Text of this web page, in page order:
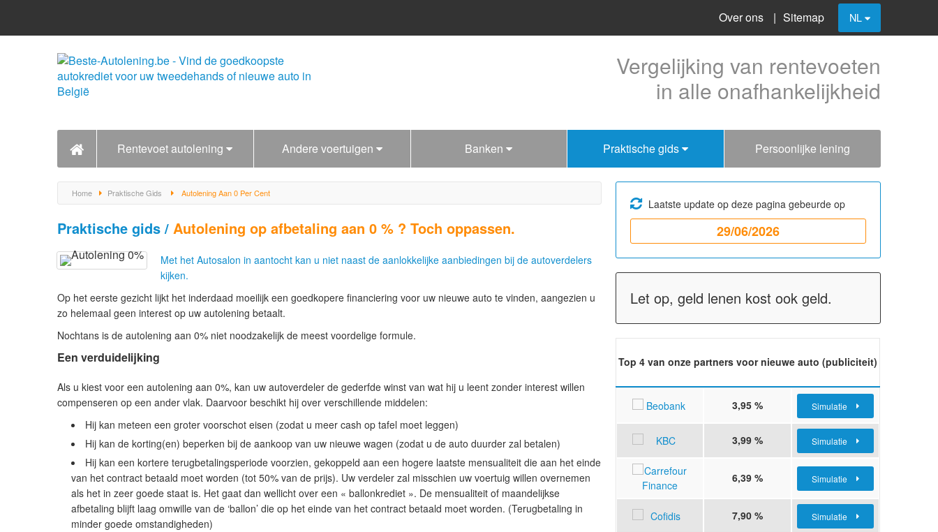
Over ons Sitemap NL
Vergelijking van rentevoeten
in alle onafhankelijkheid
Rentevoet autolening Andere voertuigen Banken Praktische gids Persoonlijke lening
Home Praktische Gids Autolening Aan 0 Per Cent
Praktische gids / Autolening op afbetaling aan 0 % ? Toch oppassen.
Met het Autosalon in aantocht kan u niet naast de aanlokkelijke aanbiedingen bij de autoverdelers
kijken.
Op het eerste gezicht lijkt het inderdaad moeilijk een goedkopere financiering voor uw nieuwe auto te vinden, aangezien u
zo helemaal geen interest op uw autolening betaalt.
Nochtans is de autolening aan 0% niet noodzakelijk de meest voordelige formule.
Een verduidelijking
Als u kiest voor een autolening aan 0%, kan uw autoverdeler de gederfde winst van wat hij u leent zonder interest willen
compenseren op een ander vlak. Daarvoor beschikt hij over verschillende middelen:
Hij kan meteen een groter voorschot eisen (zodat u meer cash op tafel moet leggen)
Hij kan de korting(en) beperken bij de aankoop van uw nieuwe wagen (zodat u de auto duurder zal betalen)
Hij kan een kortere terugbetalingsperiode voorzien, gekoppeld aan een hogere laatste mensualiteit die aan het einde
van het contract betaald moet worden (tot 50% van de prijs). Uw verdeler zal misschien uw voertuig willen overnemen
als het in zeer goede staat is. Het gaat dan wellicht over een « ballonkrediet ». De mensualiteit of maandelijkse
afbetaling blijft laag omwille van de ‘ballon’ die op het einde van het contract betaald moet worden. (Terugbetaling in
minder goede omstandigheden)
Laatste update op deze pagina gebeurde op
29/06/2026
Let op, geld lenen kost ook geld.
Top 4 van onze partners voor nieuwe auto (publiciteit)
3,95 % Simulatie
3,99 % Simulatie
6,39 % Simulatie
7,90 % Simulatie